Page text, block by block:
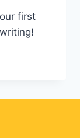
first